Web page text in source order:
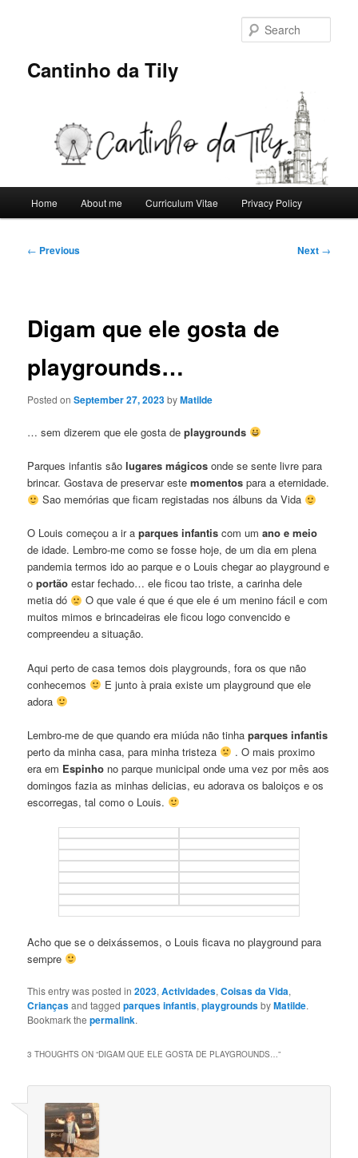
Cantinho da Tily
Home About me Curriculum Vitae Privacy Policy
Post
← Previous Next →
Digam que ele gosta de
playgrounds…
Posted onSeptember 27, 2023byMatilde
… sem dizerem que ele gosta deplaygrounds
Parques infantis sãolugares mágicos onde se sente livre para
brincar. Gostava de preservar estemomentos para a eternidade.
Sao memórias que ficam registadas nos álbuns da Vida
O Louis começou a ir aparques infantis com umano e meio
de idade. Lembro-me como se fosse hoje, de um dia em plena
pandemia termos ido ao parque e o Louis chegar ao playground e
o portão estar fechado… ele ficou tao triste, a carinha dele
metia dó
O que vale é que é que ele é um menino fácil e com
muitos mimos e brincadeiras ele ficou logo convencido e
compreendeu a situação.
Aqui perto de casa temos dois playgrounds, fora os que não
conhecemos
E junto à praia existe um playground que ele
adora
Lembro-me de que quando era miúda não tinhaparques infantis
perto da minha casa, para minha tristeza
. O mais proximo
era em Espinho no parque municipal onde uma vez por mês aos
domingos fazia as minhas delicias, eu adorava os baloiços e os
escorregas, tal como o Louis.
Acho que se o deixássemos, o Louis ficava no playground para
sempre
This entry was posted in2023,Actividades,Coisas da Vida,
Criançasand taggedparques infantis,playgroundsbyMatilde.
Bookmark thepermalink.
3 THOUGHTS ON “DIGAM QUE ELE GOSTA DE PLAYGROUNDS…”